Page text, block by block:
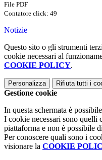
File PDF
Contatore click: 49
Notizie
Questo sito o gli strumenti
cookie necessari al
COOKIE POLICY.
Personalizza Rifiuta tutti i
Gestione cookie
In questa schermata è
I cookie necessari sono quelli
piattaforma e non è possibile
Per conoscere quali sono i
visionare la COOKIE